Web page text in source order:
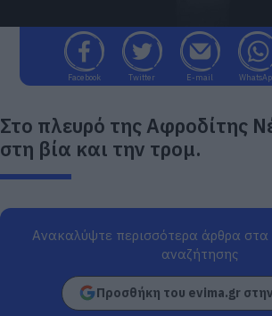
Facebook Twitter E-mail
Στο πλευρό της Αφροδίτης
στη βία και την τρομ.
Ανακαλύψτε περισσότερα άρθρα
αναζήτησης
Προσθήκη του evima.gr